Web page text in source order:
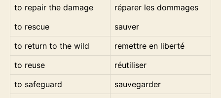
to repair the damage
réparer les dommages
to rescue
sauver
to return to the wild
remettre en liberté
to reuse
réutiliser
to safeguard
sauvegarder